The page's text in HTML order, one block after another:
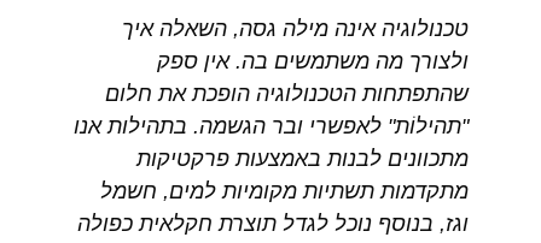
טכנולוגיה אינה מילה גסה, השאלה איך
ולצורך מה משתמשים בה. אין ספק
שהתפתחות הטכנולוגיה הופכת את חלום
"תהילוֹת" לאפשרי ובר הגשמה. בתהילות אנו
מתכוונים לבנות באמצעות פרקטיקות
מתקדמות תשתיות מקומיות למים, חשמל
וגז, בנוסף נוכל לגדל תוצרת חקלאית כפולה